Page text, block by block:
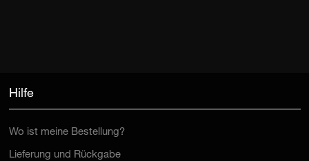
Hilfe
Wo ist meine Bestellung?
Lieferung und Rückgabe